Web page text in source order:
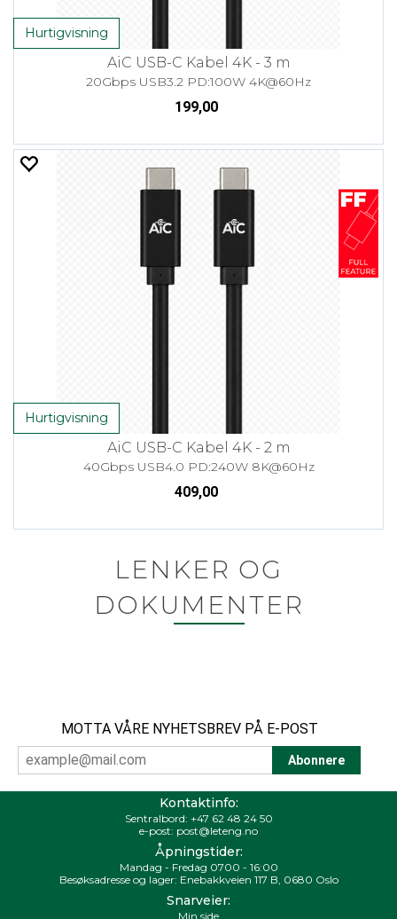
Hurtigvisning
AiC USB-C Kabel 4K - 3 m
20Gbps USB3.2 PD:100W 4K@60Hz
199,00
Hurtigvisning
AiC USB-C Kabel 4K - 2 m
40Gbps USB4.0 PD:240W 8K@60Hz
409,00
LENKER OG
DOKUMENTER
MOTTA VÅRE NYHETSBREV PÅ E-POST
Kontaktinfo:
Sentralbord: +47 62 48 24 50
e-post: post@leteng.no
Åpningstider:
Mandag - Fredag 0700 - 16:00
Besøksadresse og lager: Enebakkveien 117 B, 0680 Oslo
Snarveier:
Min side